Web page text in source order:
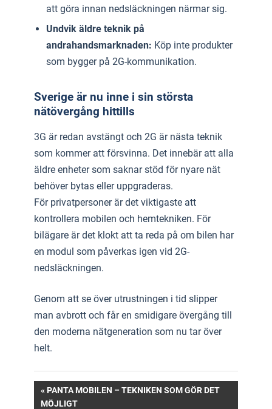
att göra innan nedsläckningen närmar sig.
Undvik äldre teknik på
andrahandsmarknaden: Köp inte produkter
som bygger på 2G-kommunikation.
Sverige är nu inne i sin största
nätövergång hittills
3G är redan avstängt och 2G är nästa teknik
som kommer att försvinna. Det innebär att alla
äldre enheter som saknar stöd för nyare nät
behöver bytas eller uppgraderas.
För privatpersoner är det viktigaste att
kontrollera mobilen och hemtekniken. För
bilägare är det klokt att ta reda på om bilen har
en modul som påverkas igen vid 2G-
nedsläckningen.
Genom att se över utrustningen i tid slipper
man avbrott och får en smidigare övergång till
den moderna nätgeneration som nu tar över
helt.
Inläggsnavigering
PREVIOUS
POST:
PANTA MOBILEN – TEKNIKEN SOM GÖR DET
MÖJLIGT